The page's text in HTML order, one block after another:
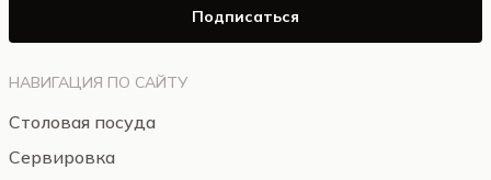
НАВИГАЦИЯ ПО САЙТУ
Столовая посуда
Сервировка
Подписаться